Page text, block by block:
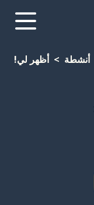
أنشطة أظهر لي!